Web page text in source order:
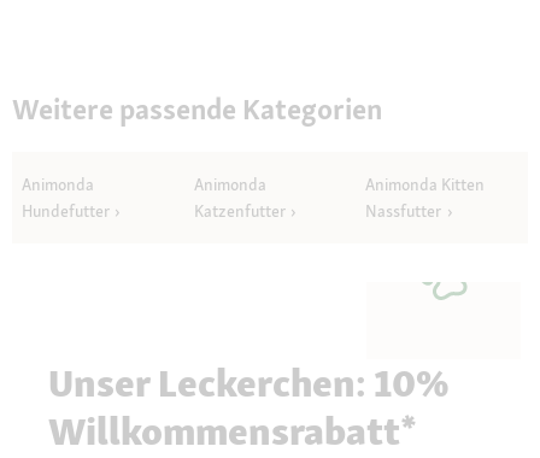
Weitere passende Kategorien
Animonda
Hundefutter
Animonda
Katzenfutter
Animonda Kitten
Nassfutter
Unser Leckerchen: 10%
Willkommensrabatt*